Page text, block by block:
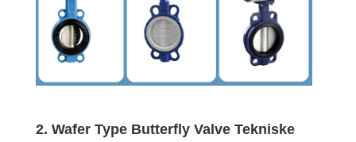
2. Wafer Type Butterfly Valve Tekniske